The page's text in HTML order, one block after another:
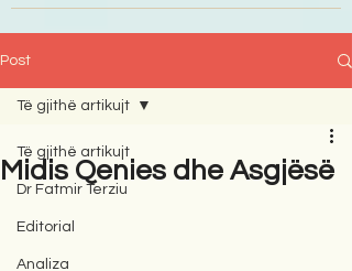
Post
Të gjithë artikujt
Dr Fatmir Terziu
Editorial
Analiza
Të gjithë artikujt
Midis Qenies dhe Asgjësë